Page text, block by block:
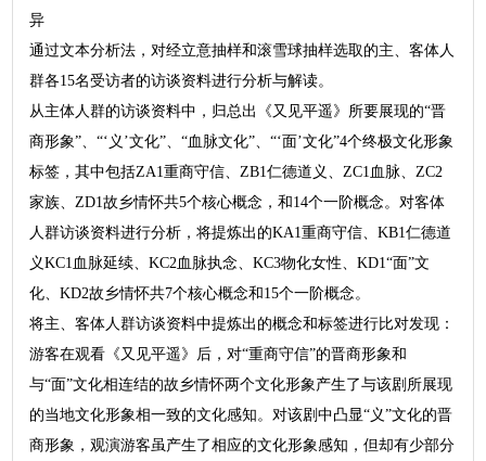
异
通过文本分析法，对经立意抽样和滚雪球抽样选取的主、客体人
群各15名受访者的访谈资料进行分析与解读。
从主体人群的访谈资料中，归总出《又见平遥》所要展现的“晋
商形象”、“‘义’文化”、“血脉文化”、“‘面’文化”4个终极文化形象
标签，其中包括ZA1重商守信、ZB1仁德道义、ZC1血脉、ZC2
家族、ZD1故乡情怀共5个核心概念，和14个一阶概念。对客体
人群访谈资料进行分析，将提炼出的KA1重商守信、KB1仁德道
义KC1血脉延续、KC2血脉执念、KC3物化女性、KD1“面”文
化、KD2故乡情怀共7个核心概念和15个一阶概念。
将主、客体人群访谈资料中提炼出的概念和标签进行比对发现：
游客在观看《又见平遥》后，对“重商守信”的晋商形象和
与“面”文化相连结的故乡情怀两个文化形象产生了与该剧所展现
的当地文化形象相一致的文化感知。对该剧中凸显“义”文化的晋
商形象，观演游客虽产生了相应的文化形象感知，但却有少部分